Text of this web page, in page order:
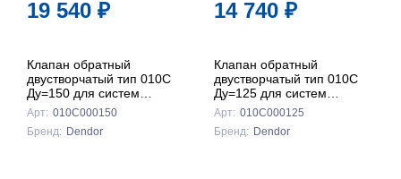
19 540 ₽
Клапан обратный
двустворчатый тип 010C
Ду=150 для систем
пожаротушения
(межфланцевый, чугун)
Арт: 010С000150
Бренд: Dendor
14 740 ₽
Клапан обратный
двустворчатый тип 010C
Ду=125 для систем
пожаротушения
(межфланцевый, чугун)
Арт: 010С000125
Бренд: Dendor